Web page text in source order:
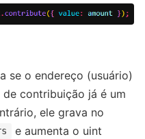
se o endereço (usuário)
contribuição já é um
ele grava no
e aumenta o uint